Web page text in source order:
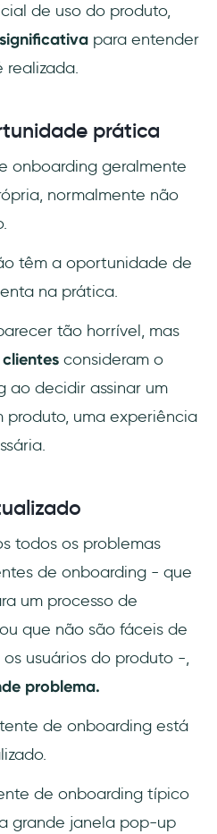
de uso do produto,
para entender
realizada.
prática
onboarding geralmente
normalmente não
têm a oportunidade de
na prática.
tão horrível, mas
clientes consideram o
ao decidir assinar um
produto, uma experiência
todos os problemas
de onboarding - que
um processo de
que não são fáceis de
usuários do produto -,
problema.
de onboarding está
de onboarding típico
grande janela pop-up